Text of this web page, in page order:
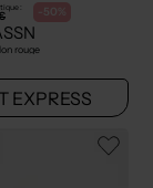
: -50%
rouge
EXPRESS